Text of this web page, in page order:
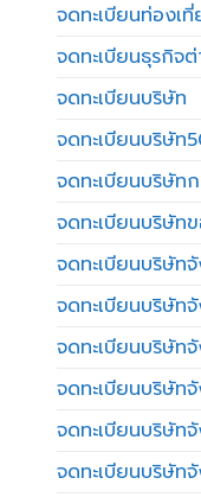
จดทะเบียนท่องเ
จดทะเบียนธุรกิจ
จดทะเบียนบริษัท
จดทะเบียนบริษัท
จดทะเบียนบริษัทก
จดทะเบียนบริษัท
จดทะเบียนบริษัท
จดทะเบียนบริษัท
จดทะเบียนบริษัท
จดทะเบียนบริษัท
จดทะเบียนบริษัท
จดทะเบียนบริษัท